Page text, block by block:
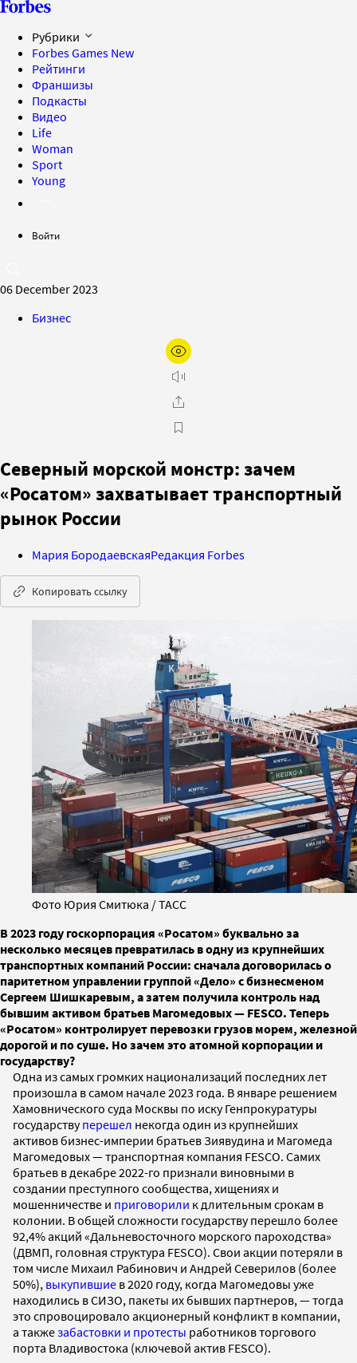
Рубрики
Forbes Games New
Рейтинги
Франшизы
Подкасты
Видео
Life
Woman
Sport
Young
Войти
06 December 2023
Бизнес
Северный морской монстр: зачем
«Росатом» захватывает транспортный
рынок России
Мария БородаевскаяРедакция Forbes
Копировать ссылку
Фото Юрия Смитюка / ТАСС
В 2023 году госкорпорация «Росатом» буквально за
несколько месяцев превратилась в одну из крупнейших
транспортных компаний России: сначала договорилась о
паритетном управлении группой «Дело» с бизнесменом
Сергеем Шишкаревым, а затем получила контроль над
бывшим активом братьев Магомедовых — FESCO. Теперь
«Росатом» контролирует перевозки грузов морем, железной
дорогой и по суше. Но зачем это атомной корпорации и
государству?
Одна из самых громких национализаций последних лет
произошла в самом начале 2023 года. В январе решением
Хамовнического суда Москвы по иску Генпрокуратуры
государствуперешел некогда один из крупнейших
активов бизнес-империи братьев Зиявудина и Магомеда
Магомедовых — транспортная компания FESCO. Самих
братьев в декабре 2022-го признали виновными в
создании преступного сообщества, хищениях и
мошенничестве и приговорили к длительным срокам в
колонии. В общей сложности государству перешло более
92,4% акций «Дальневосточного морского пароходства»
(ДВМП, головная структура FESCO). Свои акции потеряли в
том числе Михаил Рабинович и Андрей Северилов (более
50%), выкупившие в 2020 году, когда Магомедовы уже
находились в СИЗО, пакеты их бывших партнеров, — тогда
это спровоцировало акционерный конфликт в компании,
а такжезабастовки и протесты работников торгового
порта Владивостока (ключевой актив FESCO).